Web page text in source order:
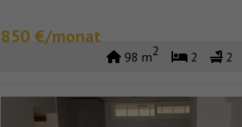
850 €/monat
98 m2 2 2